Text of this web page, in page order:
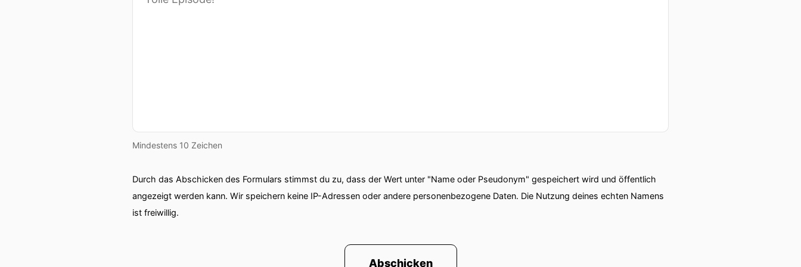
00:02:19: Oder stellt sich zu sehr in den Dienst der Firma oder seinem Beruf und kann das Leben nicht
00:02:47: Und wie gesagt ist Markin eins Fällen oder auch in vielen Fällen der Fall sein.
00:03:00: Nichts Verwerfliches sondern im Gegenteil elementar notwendig.
falsche Essen würde ja niemand auf die Idee kommen, dass man sagt, Essen an sich ist etwas was nicht
Mindestens 10 Zeichen
Durch das Abschicken des Formulars stimmst du zu, dass der Wert unter "Name oder Pseudonym" gespeichert wird und öffentlich
angezeigt werden kann. Wir speichern keine IP-Adressen oder andere personenbezogene Daten. Die Nutzung deines echten Namens
ist freiwillig.
Abschicken